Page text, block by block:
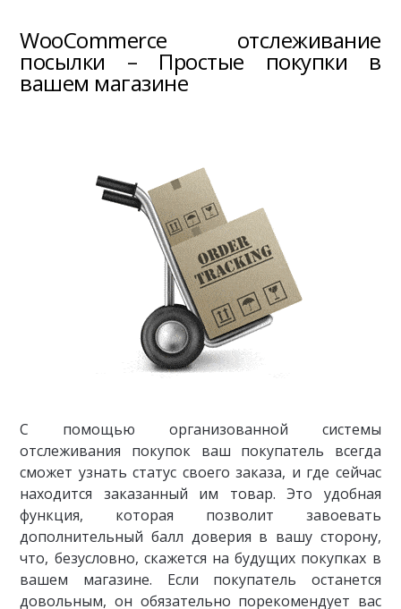
WooCommerce отслеживание
посылки – Простые покупки в
вашем магазине
С помощью организованной системы
отслеживания покупок ваш покупатель всегда
сможет узнать статус своего заказа, и где сейчас
находится заказанный им товар. Это удобная
функция, которая позволит завоевать
дополнительный балл доверия в вашу сторону,
что, безусловно, скажется на будущих покупках в
вашем магазине. Если покупатель останется
довольным, он обязательно порекомендует вас